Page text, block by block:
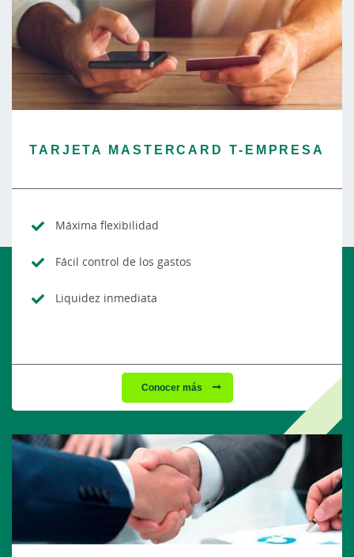
TARJETA MASTERCARD T-EMPRESA
Máxima flexibilidad
Fácil control de los gastos
Liquidez inmediata
Conocer más